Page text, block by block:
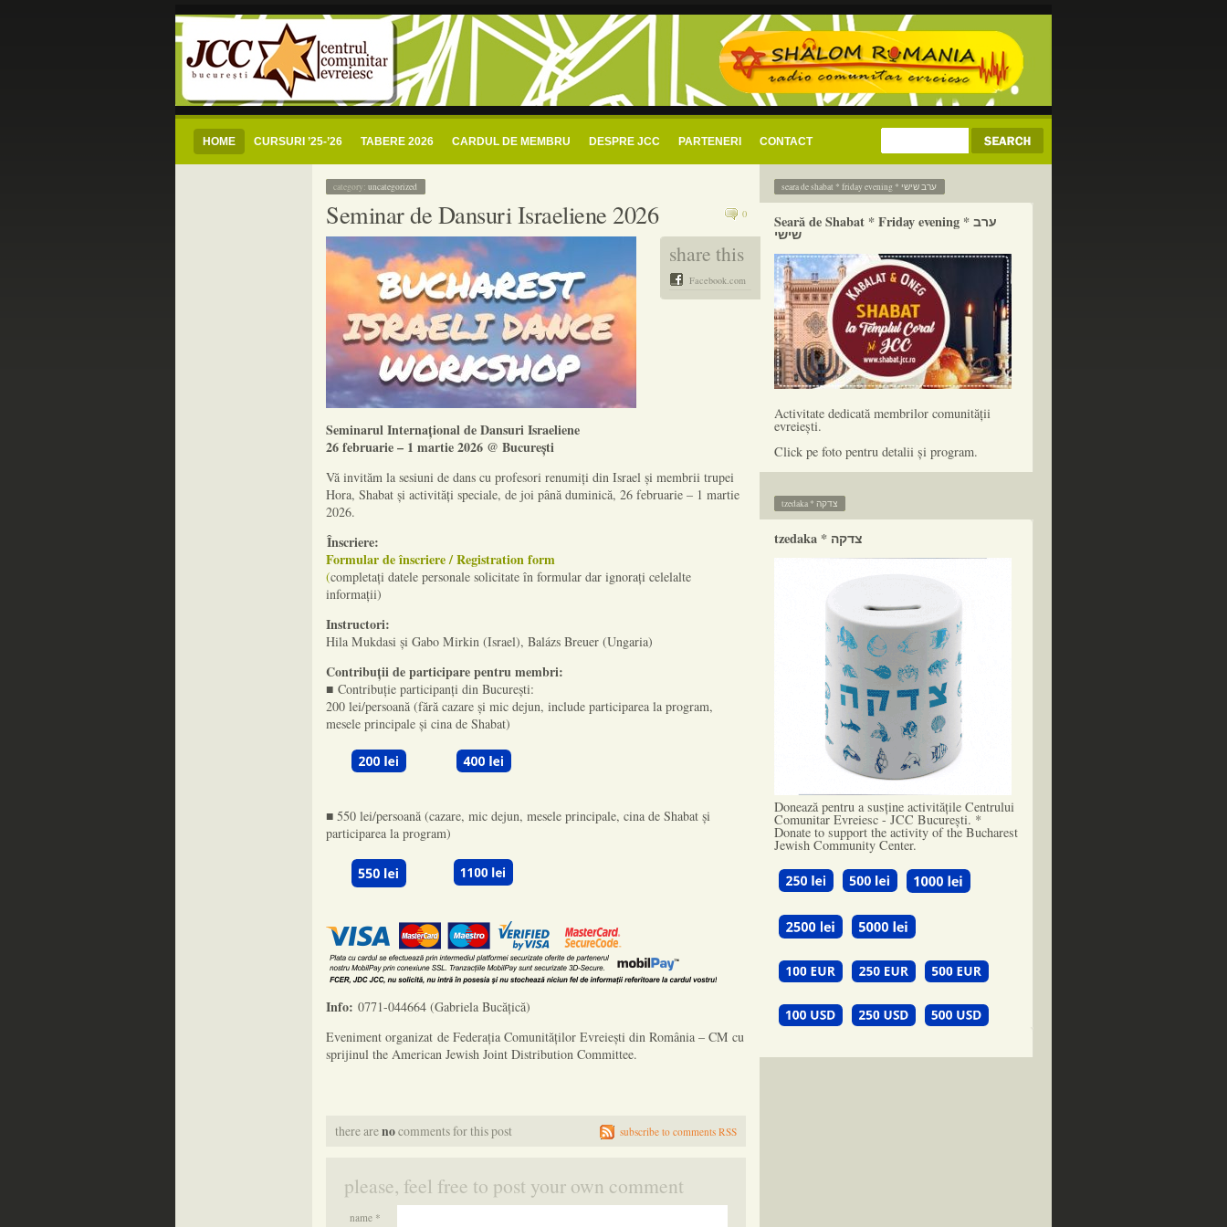
centrul comunitar evreiesc bucuresti
jcc bucuresti – centrul comunitar evreiesc si radio shalom romania – radio comunitar evreiesc
HOME CURSURI ’25-’26 TABERE 2026 CARDUL DE MEMBRU DESPRE JCC PARTENERI CONTACT
category: uncategorized
Seminar de Dansuri Israeliene 2026 0
share this
Facebook.com
Seminarul Internațional de Dansuri Israeliene
26 februarie – 1 martie 2026 @ București
Vă invităm la sesiuni de dans cu profesori renumiți din Israel și membrii trupei
Hora, Shabat și activități speciale, de joi până duminică, 26 februarie – 1 martie
2026.
Înscriere:
Formular de înscriere / Registration form
(completați datele personale solicitate în formular dar ignorați celelalte
informații)
Instructori:
Hila Mukdasi și Gabo Mirkin (Israel), Balázs Breuer (Ungaria)
Contribuții de participare pentru membri:
■ Contribuție participanți din București:
200 lei/persoană (fără cazare și mic dejun, include participarea la program,
mesele principale și cina de Shabat)
■ 550 lei/persoană (cazare, mic dejun, mesele principale, cina de Shabat și
participarea la program)
Info: 0771-044664 (Gabriela Bucățică)
Eveniment organizat de Federația Comunităților Evreiești din România – CM cu
sprijinul the American Jewish Joint Distribution Committee.
subscribe to comments RSS
there arenocomments for this post
please, feel free to post your own comment
name *
seara de shabat * friday evening * ערב שישי
Seară de Shabat * Friday evening * ערב
שישי
Activitate dedicată membrilor comunității
evreiești.
Click pe foto pentru detalii și program.
tzedaka * צדקה
tzedaka * צדקה
Donează pentru a susține activitățile Centrului
Comunitar Evreiesc - JCC București. *
Donate to support the activity of the Bucharest
Jewish Community Center.